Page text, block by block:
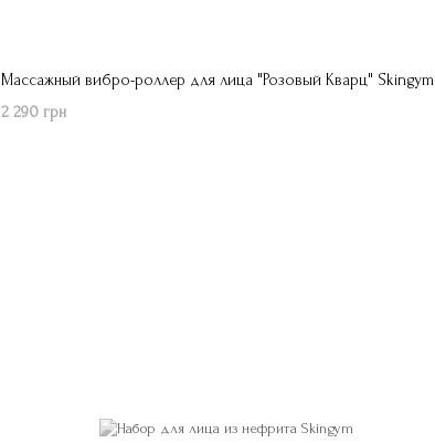
Массажный вибро-роллер для лица "Розовый Кварц" Skingym
2 290 грн